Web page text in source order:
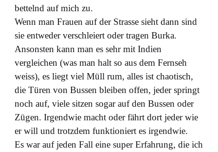
bettelnd auf mich zu.
Wenn man Frauen auf der Strasse sieht dann sind
sie entweder verschleiert oder tragen Burka.
Ansonsten kann man es sehr mit Indien
vergleichen (was man halt so aus dem Fernseh
weiss), es liegt viel Müll rum, alles ist chaotisch,
die Türen von Bussen bleiben offen, jeder springt
noch auf, viele sitzen sogar auf den Bussen oder
Zügen. Irgendwie macht oder fährt dort jeder wie
er will und trotzdem funktioniert es irgendwie.
Es war auf jeden Fall eine super Erfahrung, die ich